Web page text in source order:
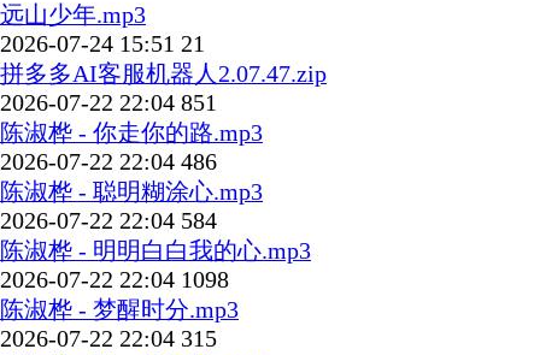
远山少年.mp3
2026-07-24 15:51 21
拼多多AI客服机器人2.07.47.zip
2026-07-22 22:04 851
陈淑桦 - 你走你的路.mp3
2026-07-22 22:04 486
陈淑桦 - 聪明糊涂心.mp3
2026-07-22 22:04 584
陈淑桦 - 明明白白我的心.mp3
2026-07-22 22:04 1098
陈淑桦 - 梦醒时分.mp3
2026-07-22 22:04 315